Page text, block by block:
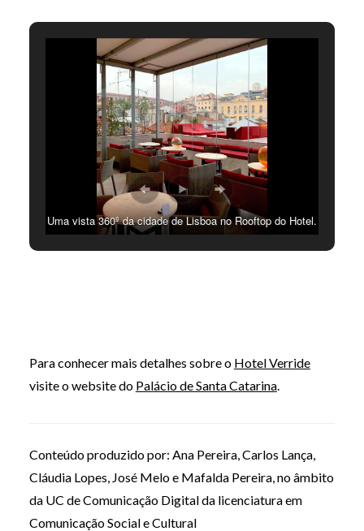
Uma vista 360º da cidade de Lisboa no Rooftop do Hotel.
Para conhecer mais detalhes sobre o Hotel Verride
visite o website do Palácio de Santa Catarina.
Conteúdo produzido por: Ana Pereira, Carlos Lança,
Cláudia Lopes, José Melo e Mafalda Pereira, no âmbito
da UC de Comunicação Digital da licenciatura em
Comunicação Social e Cultural